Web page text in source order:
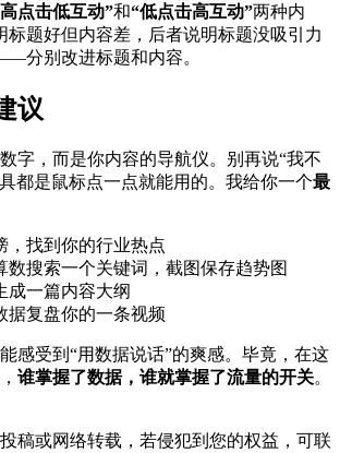
点击低互动”和“低点击高互动”两种内
标题好但内容差，后者说明标题没吸引力
分别改进标题和内容。
议
字，而是你内容的导航仪。别再说“我不
都是鼠标点一点就能用的。我给你一个最
，找到你的行业热点
数搜索一个关键词，截图保存趋势图
成一篇内容大纲
据复盘你的一条视频
感受到“用数据说话”的爽感。毕竟，在这
谁掌握了数据，谁就掌握了流量的开关。
稿或网络转载，若侵犯到您的权益，可联